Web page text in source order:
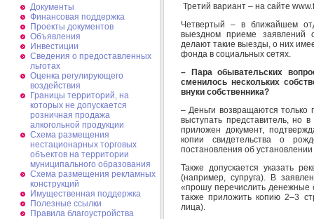
Документы
Финансовая поддержка
Проекты документов
Объявления
Инвестиции
Сведения о предоставленных
льготах
Оценка регулирующего
воздействия
Границы территорий, на
которых не допускается
розничная продажа
алкогольной продукции
Схема размещения
нестационарных торговых
объектов на территории
муниципального образования
Схема размещения рекламных
конструкций
Имущественная поддержка
Полезные ссылки
Правила благоустройства
Третий вариант – на сайте
Четвертый – в ближайшем
выездном приеме заявлений
делают такие выезды, о них
фонда в социальных сетях.
– Пара обывательских
сменилось нескольких
внуки собственника?
– Деньги возвращаются только
выступать представитель, но
приложен документ,
копии свидетельства о
постановления об установлении
Также допускается указать
(например, супруга). В
«прошу перечислить денежные
также приложить копию 2–3
лица).